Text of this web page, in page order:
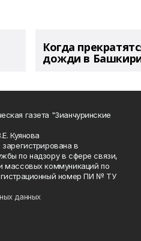
Когда
дожди в
газета "Зианчуринские
Куянова
в
по надзору в сфере связи,
массовых коммуникаций по
номер ПИ № ТУ
данных